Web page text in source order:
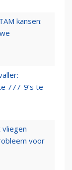
kansen:
777-9’s te
vliegen
voor